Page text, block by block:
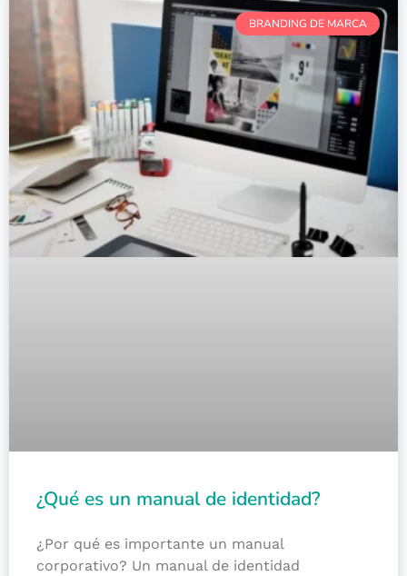
BRANDING DE MARCA
¿Qué es un manual de identidad?
¿Por qué es importante un manual
corporativo? Un manual de identidad